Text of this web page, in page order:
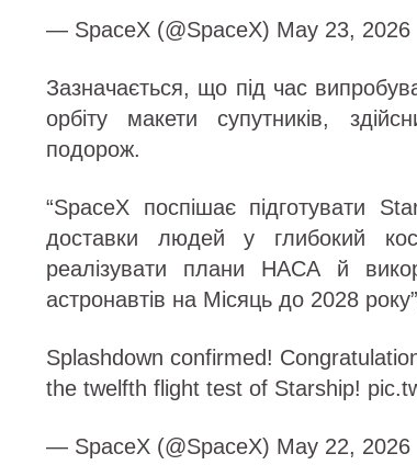
— SpaceX (@SpaceX) May 23, 2026
Зазначається, що під час
орбіту макети супутників,
подорож.
“SpaceX поспішає підготувати
доставки людей у глибокий
реалізувати плани НАСА й
астронавтів на Місяць до 2028
Splashdown confirmed!
the twelfth flight test of Starship!
— SpaceX (@SpaceX) May 22, 2026